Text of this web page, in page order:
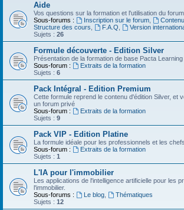
Aide
Vos questions sur la formation et l'utilisation du forum
Sous-forums :
Inscription sur le forum,
Structure des cours
F.A.Q
Version
Sujets : 26
Formule découverte - Edition Silver
Présentation de la formation de base Pacta Learning
Sous-forum :
Extraits de la formation
Sujets : 6
Pack Intégral - Edition Premium
Cette formule reprend le contenu d'édition Silver, et
un forum privé
Sous-forum :
Extraits de la formation
Sujets : 9
Pack VIP - Edition Platine
La formule idéale pour les professionnels et les
Sous-forum :
Extraits de la formation
Sujets : 1
L'IA pour l'immobilier
Les applications de l'intelligence artificielle pour les
l'immobilier.
Sous-forums :
Le blog,
Thématiques
Sujets : 12